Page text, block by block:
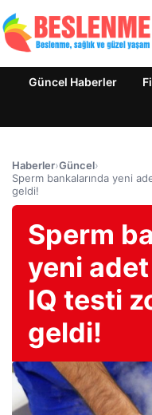
Güncel Haberler
Haberler›Güncel›
Sperm bankalarında yeni
geldi!
Sperm
yeni
IQ testi
geldi!